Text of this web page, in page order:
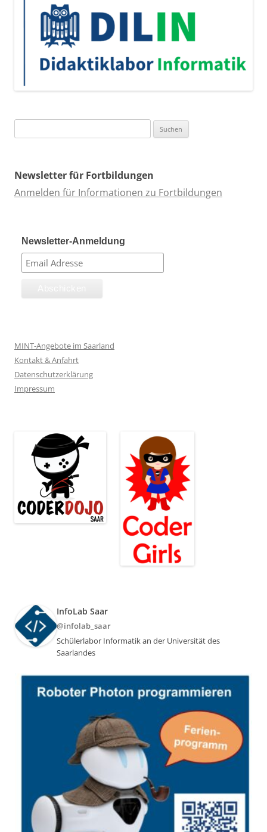
nach:
Newsletter für Fortbildungen
Anmelden für Informationen zu Fortbildungen
Newsletter-Anmeldung
MINT-Angebote im Saarland
Kontakt & Anfahrt
Datenschutzerklärung
Impressum
InfoLab Saar
@infolab_saar
Schülerlabor Informatik an der Universität des
Saarlandes